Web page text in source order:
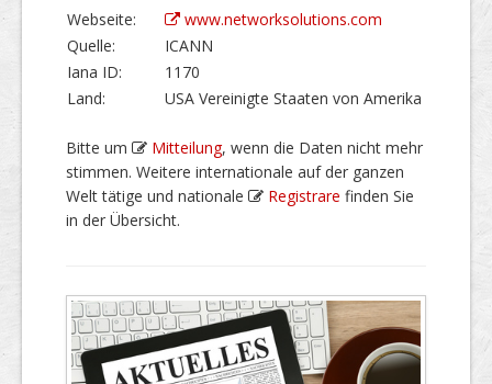
Webseite:
www.networksolutions.com
Quelle:
ICANN
Iana ID:
1170
Land:
USA Vereinigte Staaten von Amerika
Bitte um Mitteilung, wenn die Daten nicht mehr
stimmen. Weitere internationale auf der ganzen
Welt tätige und nationale
Registrare finden Sie
in der Übersicht.